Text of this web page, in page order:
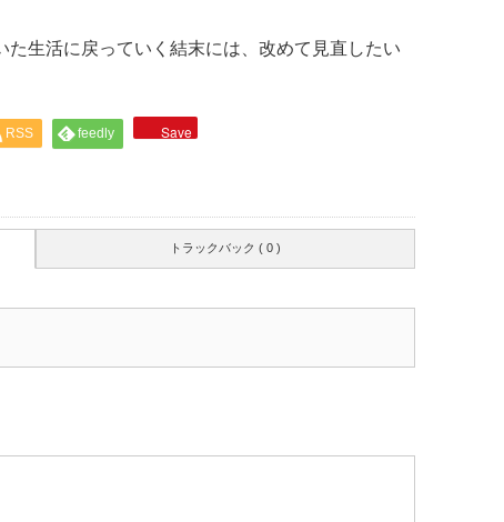
生活に戻っていく結末には、改めて見直したい
RSS feedly Save
トラックバック ( 0 )